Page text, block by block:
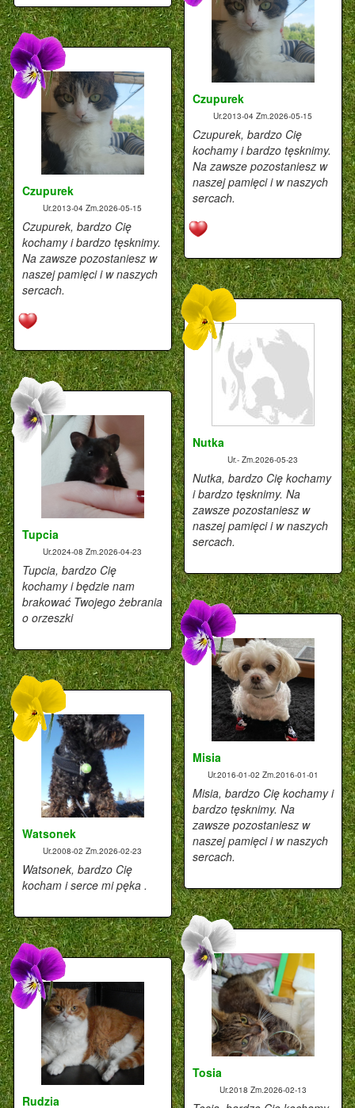
Czupurek
Ur.2013-04 Zm.2026-05-15
Czupurek, bardzo Cię
kochamy i bardzo tęsknimy.
Na zawsze pozostaniesz w
naszej pamięci i w naszych
sercach.
Czupurek
Ur.2013-04 Zm.2026-05-15
Czupurek, bardzo Cię
kochamy i bardzo tęsknimy.
Na zawsze pozostaniesz w
naszej pamięci i w naszych
sercach.
Nutka
Ur.- Zm.2026-05-23
Nutka, bardzo Cię kochamy
i bardzo tęsknimy. Na
zawsze pozostaniesz w
naszej pamięci i w naszych
sercach.
Tupcia
Ur.2024-08 Zm.2026-04-23
Tupcia, bardzo Cię
kochamy i będzie nam
brakować Twojego żebrania
o orzeszki
Misia
Ur.2016-01-02 Zm.2016-01-01
Misia, bardzo Cię kochamy i
bardzo tęsknimy. Na
zawsze pozostaniesz w
naszej pamięci i w naszych
sercach.
Watsonek
Ur.2008-02 Zm.2026-02-23
Watsonek, bardzo Cię
kocham i serce mi pęka .
Tosia
Ur.2018 Zm.2026-02-13
Rudzia